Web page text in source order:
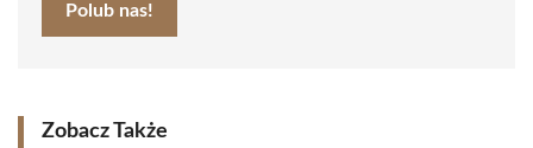
Polub nas!
Zobacz Także